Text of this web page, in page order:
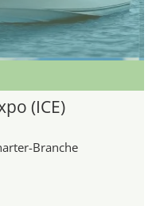
(ICE)
Branche